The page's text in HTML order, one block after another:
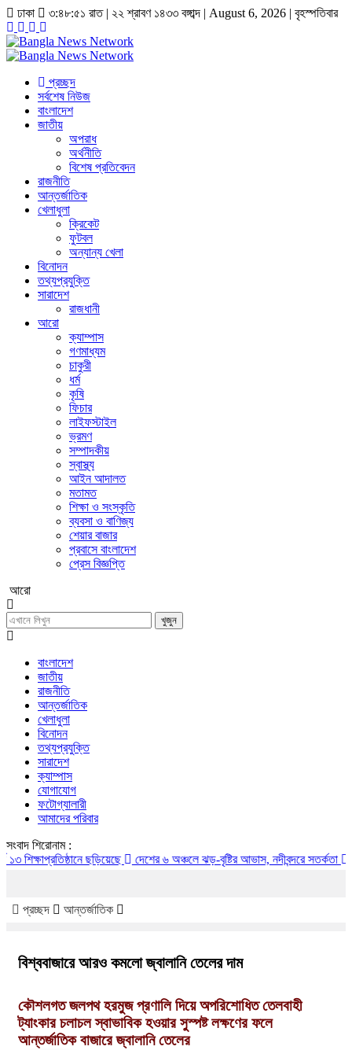
ঢাকা ৩:৪৮:৫১ রাত| ২২ শ্রাবণ ১৪৩৩ বঙ্গাব্দ | August 6, 2026 | বৃহস্পতিবার
প্রচ্ছদ
সর্বশেষ নিউজ
বাংলাদেশ
জাতীয়
অপরাধ
অর্থনীতি
বিশেষ প্রতিবেদন
রাজনীতি
আন্তর্জাতিক
খেলাধুলা
ক্রিকেট
ফুটবল
অন্যান্য খেলা
বিনোদন
তথ্যপ্রযুক্তি
সারাদেশ
রাজধানী
আরো
ক্যাম্পাস
গণমাধ্যম
চাকুরী
ধর্ম
কৃষি
ফিচার
লাইফস্টাইল
ভ্রমণ
সম্পাদকীয়
স্বাস্থ্য
আইন আদালত
মতামত
শিক্ষা ও সংস্কৃতি
ব্যবসা ও বাণিজ্য
শেয়ার বাজার
প্রবাসে বাংলাদেশ
প্রেস বিজ্ঞপ্তি
আরো
খুজুন
বাংলাদেশ
জাতীয়
রাজনীতি
আন্তর্জাতিক
খেলাধুলা
বিনোদন
তথ্যপ্রযুক্তি
সারাদেশ
ক্যাম্পাস
যোগাযোগ
ফটোগ্যালারী
আমাদের পরিবার
সংবাদ শিরোনাম :
ছড়িয়েছে দেশের ৬ অঞ্চলে ঝড়-বৃষ্টির আভাস, নদীবন্দরে সতর্কতা
প্রচ্ছদ আন্তর্জাতিক
বিশ্ববাজারে আরও কমলো জ্বালানি তেলের দাম
কৌশলগত জলপথ হরমুজ প্রণালি দিয়ে অপরিশোধিত তেলবাহী
ট্যাংকার চলাচল স্বাভাবিক হওয়ার সুস্পষ্ট লক্ষণের ফলে
আন্তর্জাতিক বাজারে জ্বালানি তেলের